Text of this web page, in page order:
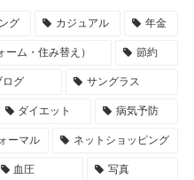
グ カジュアル 年金
ーム・住み替え） 節約
ログ サングラス
ダイエット 病気予防
ーマル ネットショッピング
血圧 写真